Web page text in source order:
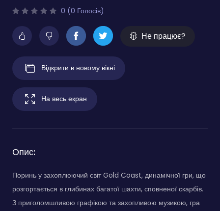
0 (0 Голосів)
Не працює?
Відкрити в новому вікні
На весь екран
Опис:
Поринь у захоплюючий світ Gold Coast, динамічної гри, що
розгортається в глибинах багатої шахти, сповненої скарбів.
З приголомшливою графікою та захопливою музикою, гра